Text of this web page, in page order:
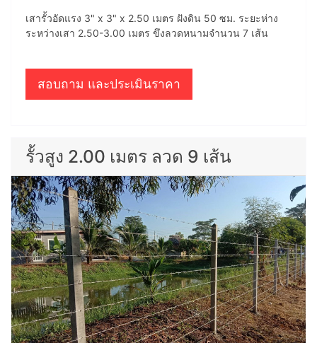
เสารั้วอัดแรง 3" x 3" x 2.50 เมตร ฝังดิน 50 ซม. ระยะห่าง
ระหว่างเสา 2.50-3.00 เมตร ขึงลวดหนามจำนวน 7 เส้น
สอบถาม และประเมินราคา
รั้วสูง 2.00 เมตร ลวด 9 เส้น